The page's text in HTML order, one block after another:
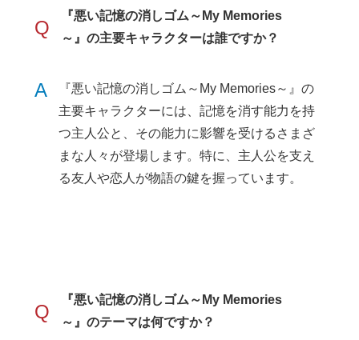
Q
『悪い記憶の消しゴム～My Memories
～』の主要キャラクターは誰ですか？
A
『悪い記憶の消しゴム～My Memories～』の
主要キャラクターには、記憶を消す能力を持
つ主人公と、その能力に影響を受けるさまざ
まな人々が登場します。特に、主人公を支え
る友人や恋人が物語の鍵を握っています。
Q
『悪い記憶の消しゴム～My Memories
～』のテーマは何ですか？